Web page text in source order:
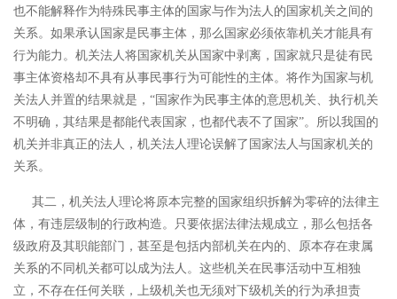
也不能解释作为特殊民事主体的国家与作为法人的国家机关之间的
关系。如果承认国家是民事主体，那么国家必须依靠机关才能具有
行为能力。机关法人将国家机关从国家中剥离，国家就只是徒有民
事主体资格却不具有从事民事行为可能性的主体。将作为国家与机
关法人并置的结果就是， “国家作为民事主体的意思机关、执行机关
不明确，其结果是都能代表国家，也都代表不了国家”。 所以我国的
机关并非真正的法人，机关法人理论误解了国家法人与国家机关的
关系。
其二，机关法人理论将原本完整的国家组织拆解为零碎的法律主
体，有违层级制的行政构造。只要依据法律法规成立，那么包括各
级政府及其职能部门，甚至是包括内部机关在内的、原本存在隶属
关系的不同机关都可以成为法人。这些机关在民事活动中互相独
立，不存在任何关联，上级机关也无须对下级机关的行为承担责